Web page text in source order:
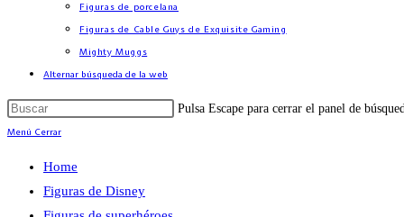
Figuras de porcelana
Figuras de Cable Guys de Exquisite Gaming
Mighty Muggs
Alternar búsqueda de la web
Pulsa Escape para cerrar el panel de
Menú Cerrar
Home
Figuras de Disney